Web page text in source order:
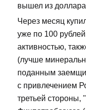
вышел из
Через месяц
уже по 100
активностью,
(лучше
поданным
с привлечением
третьей стороны,